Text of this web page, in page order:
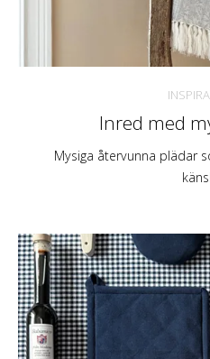
Inred med
Mysiga återvunna plädar